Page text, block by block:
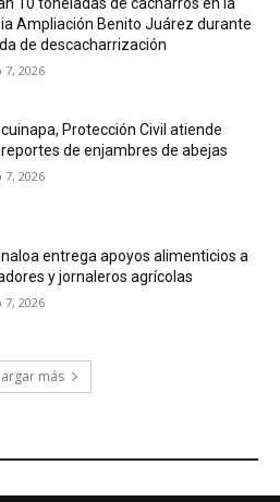
10 toneladas de cacharros en la
Ampliación Benito Juárez durante
de descacharrización
7, 2026
Protección Civil atiende
de enjambres de abejas
7, 2026
entrega apoyos alimenticios a
y jornaleros agrícolas
7, 2026
más